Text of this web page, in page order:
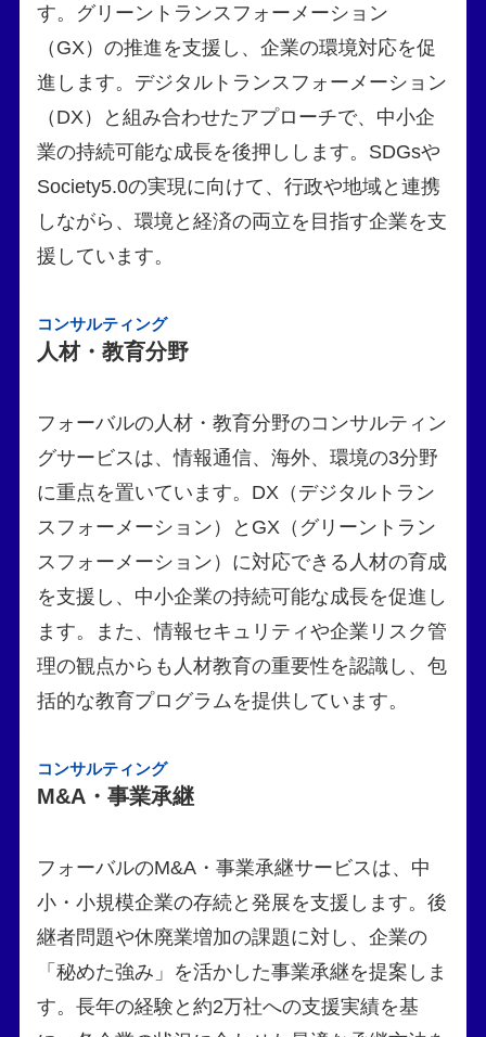
す。グリーントランスフォーメーション
（GX）の推進を支援し、企業の環境対応を促
進します。デジタルトランスフォーメーション
（DX）と組み合わせたアプローチで、中小企
業の持続可能な成長を後押しします。SDGsや
Society5.0の実現に向けて、行政や地域と連携
しながら、環境と経済の両立を目指す企業を支
援しています。
コンサルティング
人材・教育分野
フォーバルの人材・教育分野のコンサルティン
グサービスは、情報通信、海外、環境の3分野
に重点を置いています。DX（デジタルトラン
スフォーメーション）とGX（グリーントラン
スフォーメーション）に対応できる人材の育成
を支援し、中小企業の持続可能な成長を促進し
ます。また、情報セキュリティや企業リスク管
理の観点からも人材教育の重要性を認識し、包
括的な教育プログラムを提供しています。
コンサルティング
M&A・事業承継
フォーバルのM&A・事業承継サービスは、中
小・小規模企業の存続と発展を支援します。後
継者問題や休廃業増加の課題に対し、企業の
「秘めた強み」を活かした事業承継を提案しま
す。長年の経験と約2万社への支援実績を基